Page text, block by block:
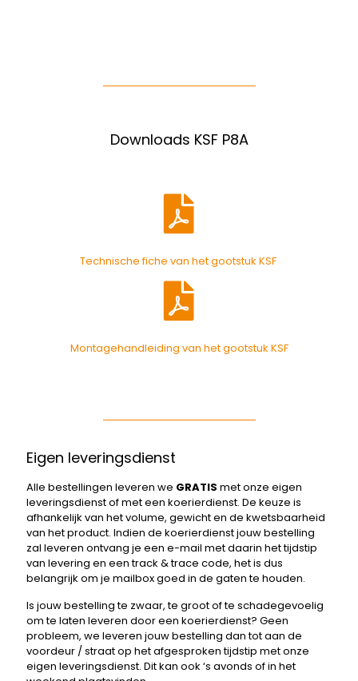
Downloads KSF P8A
Technische fiche van het gootstuk KSF
Montagehandleiding van het gootstuk KSF
Eigen leveringsdienst
Alle bestellingen leveren we GRATIS met onze eigen
leveringsdienst of met een koerierdienst. De keuze is
afhankelijk van het volume, gewicht en de kwetsbaarheid
van het product. Indien de koerierdienst jouw bestelling
zal leveren ontvang je een e-mail met daarin het tijdstip
van levering en een track & trace code, het is dus
belangrijk om je mailbox goed in de gaten te houden.
Is jouw bestelling te zwaar, te groot of te schadegevoelig
om te laten leveren door een koerierdienst? Geen
probleem, we leveren jouw bestelling dan tot aan de
voordeur / straat op het afgesproken tijdstip met onze
eigen leveringsdienst. Dit kan ook ‘s avonds of in het